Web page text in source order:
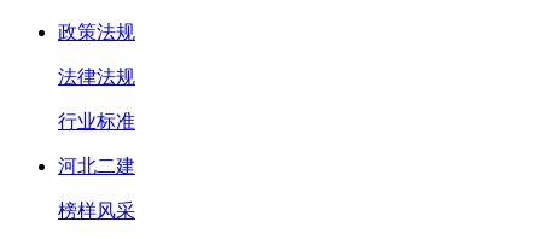
政策法规
法律法规
行业标准
河北二建
榜样风采